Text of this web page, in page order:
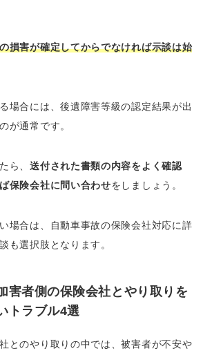
損害が確定してからでなければ示談は始
場合には、後遺障害等級の認定結果が出
が通常です。
ら、送付された書類の内容をよく確認
保険会社に問い合わせをしましょう。
場合は、自動車事故の保険会社対応に詳
も選択肢となります。
害者側の保険会社とやり取りを
トラブル4選
とのやり取りの中では、被害者が不安や